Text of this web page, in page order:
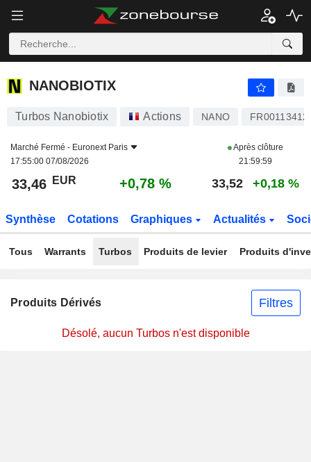
NANOBIOTIX
NANOBIOTIX
Turbos Nanobiotix Actions NANO
Marché Fermé - Euronext Paris
17:55:00 07/08/2026
Après clôture
21:59:59
33,46 EUR +0,78 % 33,52 +0,18 %
Synthèse Cotations Graphiques Actualités
Tous Warrants Turbos Produits de levier Produits
Produits Dérivés Filtres
Désolé, aucun Turbos n'est disponible